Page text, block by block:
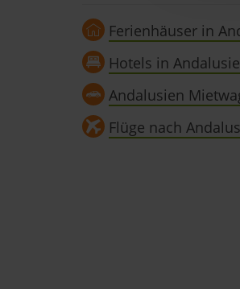
und
alle
Ferienhäuser in
Hotels in
Andalusien
Flüge nach